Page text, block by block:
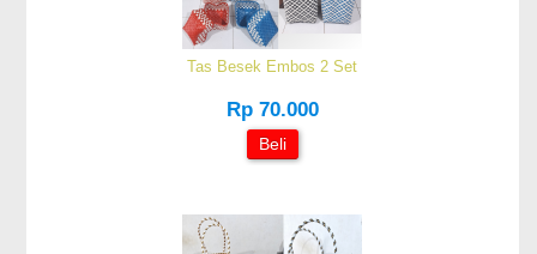
Tas Besek Embos 2 Set
Rp 70.000
Beli